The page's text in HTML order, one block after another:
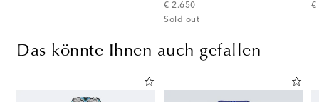
€ 2.650
original price
Sold out
€
Das könnte Ihnen auch gefallen